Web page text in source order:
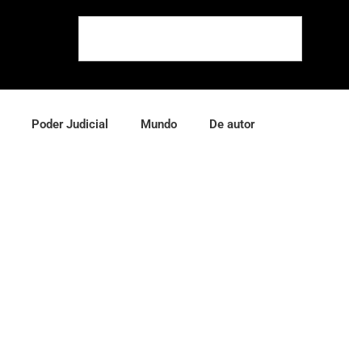
Poder Judicial Mundo De autor